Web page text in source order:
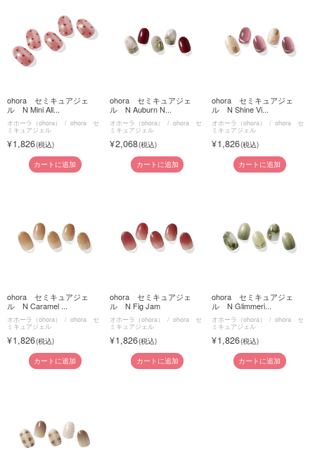
ohora セミキュアジェ
ル N Mini All...
オホーラ（ohora） ohora セ
ミキュアジェル
1,826
カートに追加
ohora セミキュアジェ
ル N Auburn N...
オホーラ（ohora） ohora セ
ミキュアジェル
2,068
カートに追加
ohora セミキュアジェ
ル N Shine Vi...
オホーラ（ohora） ohora セ
ミキュアジェル
1,826
カートに追加
ohora セミキュアジェ
ル N Caramel ...
オホーラ（ohora） ohora セ
ミキュアジェル
1,826
カートに追加
ohora セミキュアジェ
ル N Fig Jam
オホーラ（ohora） ohora セ
ミキュアジェル
1,826
カートに追加
ohora セミキュアジェ
ル N Glimmeri...
オホーラ（ohora） ohora セ
ミキュアジェル
1,826
カートに追加